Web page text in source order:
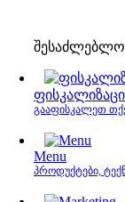
გააფისკალეთ
Menu
პროდუქტები,